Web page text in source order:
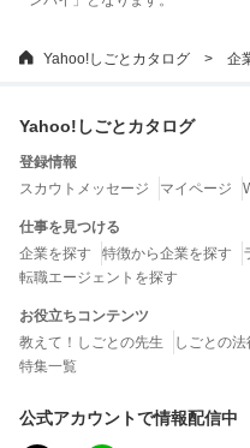
Yahoo!しごとカタログ 企
Yahoo!しごとカタログ
登録情報
スカウトメッセージ
マイページ
仕事を見つける
企業を探す
特徴から企業を探す
転職エージェントを探す
お役立ちコンテンツ
教えて！しごとの先生
しごとの
特集一覧
公式アカウントで情報配信中